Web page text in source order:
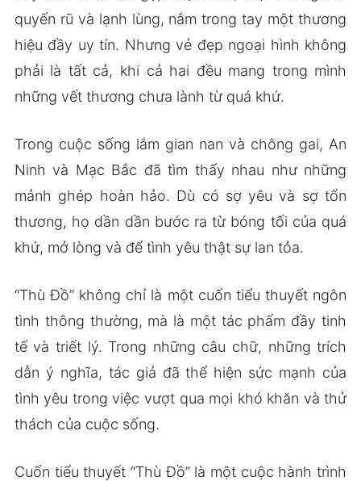
quyến rũ và lạnh lùng, nắm trong tay một thương
hiệu đầy uy tín. Nhưng vẻ đẹp ngoại hình không
phải là tất cả, khi cả hai đều mang trong mình
những vết thương chưa lành từ quá khứ.
Trong cuộc sống lắm gian nan và chông gai, An
Ninh và Mạc Bắc đã tìm thấy nhau như những
mảnh ghép hoàn hảo. Dù có sợ yêu và sợ tổn
thương, họ dần dần bước ra từ bóng tối của quá
khứ, mở lòng và để tình yêu thật sự lan tỏa.
“Thù Đồ” không chỉ là một cuốn tiểu thuyết ngôn
tình thông thường, mà là một tác phẩm đầy tinh
tế và triết lý. Trong những câu chữ, những trích
dẫn ý nghĩa, tác giả đã thể hiện sức mạnh của
tình yêu trong việc vượt qua mọi khó khăn và thử
thách của cuộc sống.
Cuốn tiểu thuyết “Thù Đồ” là một cuộc hành trình